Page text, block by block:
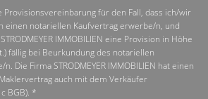
Provisionsvereinbarung für den Fall, dass ich/wir
einen notariellen Kaufvertrag erwerbe/n, und
IMMOBILIEN eine Provision in Höhe
fällig bei Beurkundung des notariellen
Die Firma STRODMEYER IMMOBILIEN hat einen
auch mit dem Verkäufer
BGB). *